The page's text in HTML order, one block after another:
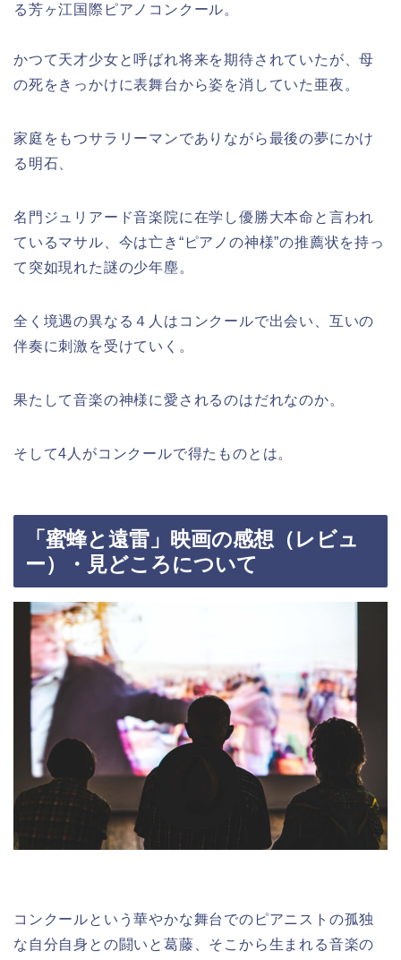
る芳ヶ江国際ピアノコンクール。
かつて天才少女と呼ばれ将来を期待されていたが、母
の死をきっかけに表舞台から姿を消していた亜夜。
家庭をもつサラリーマンでありながら最後の夢にかけ
る明石、
名門ジュリアード音楽院に在学し優勝大本命と言われ
ているマサル、今は亡き“ピアノの神様”の推薦状を持っ
て突如現れた謎の少年塵。
全く境遇の異なる４人はコンクールで出会い、互いの
伴奏に刺激を受けていく。
果たして音楽の神様に愛されるのはだれなのか。
そして4人がコンクールで得たものとは。
「蜜蜂と遠雷」映画の感想（レビュ
ー）・見どころについて
コンクールという華やかな舞台でのピアニストの孤独
な自分自身との闘いと葛藤、そこから生まれる音楽の